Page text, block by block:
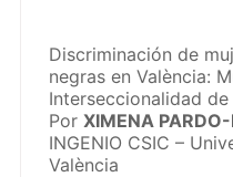
Discriminación de
negras en València:
Interseccionalidad
Por XIMENA
INGENIO CSIC –
València